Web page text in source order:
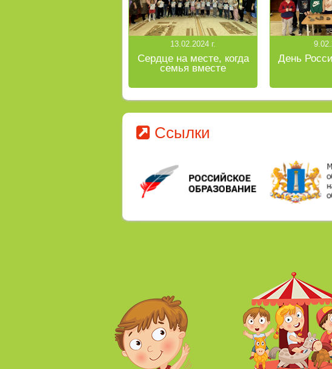
13.02.2024 г.
Сердце на месте, когда
семья вместе
День
Ссылки